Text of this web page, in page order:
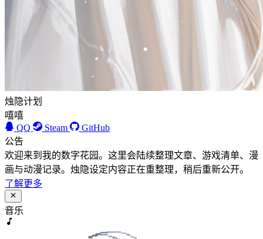
烛隐计划
嘻嘻
QQ
Steam
GitHub
公告
欢迎来到我的数字花园。这里会陆续整理文章、游戏清单、漫
画与动漫记录。烛隐设定内容正在重整理，稍后重新公开。
了解更多
音乐